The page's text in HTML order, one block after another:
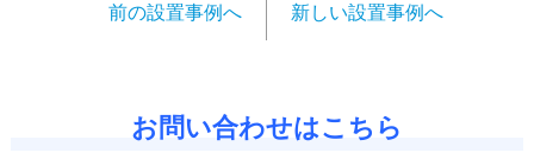
前の設置事例へ 新しい設置事例へ
お問い合わせはこちら